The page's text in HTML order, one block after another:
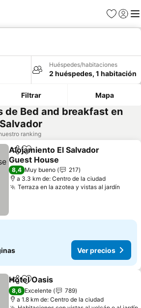
Favoritos
Iniciar
Huéspedes/habitaciones
2 huéspedes, 1 habitación
Filtrar Mapa
de Bed and breakfast en
ranking
CompartirAgregar a favoritos
Alojamiento El Salvador
Guest House
Ver precios
8,4 Muy bueno
217
a 3.3 km de: Centro de la ciudad
Terraza en la azotea y vistas al jardín
Ver precios
CompartirAgregar a favoritos
Hotel Oasis
8,6 Excelente
789
a 1.8 km de: Centro de la ciudad